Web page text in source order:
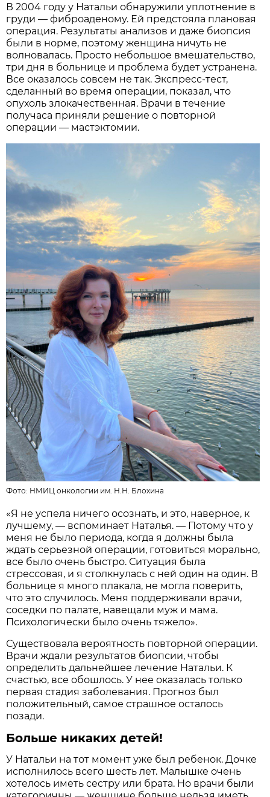
В 2004 году у Натальи обнаружили уплотнение в
груди — фиброаденому. Ей предстояла плановая
операция. Результаты анализов и даже биопсия
были в норме, поэтому женщина ничуть не
волновалась. Просто небольшое вмешательство,
три дня в больнице и проблема будет устранена.
Все оказалось совсем не так. Экспресс-тест,
сделанный во время операции, показал, что
опухоль злокачественная. Врачи в течение
получаса приняли решение о повторной
операции — мастэктомии.
Фото: НМИЦ онкологии им. Н.Н. Блохина
«Я не успела ничего осознать, и это, наверное, к
лучшему, — вспоминает Наталья. — Потому что у
меня не было периода, когда я должны была
ждать серьезной операции, готовиться морально,
все было очень быстро. Ситуация была
стрессовая, и я столкнулась с ней один на один. В
больнице я много плакала, не могла поверить,
что это случилось. Меня поддерживали врачи,
соседки по палате, навещали муж и мама.
Психологически было очень тяжело».
Существовала вероятность повторной операции.
Врачи ждали результатов биопсии, чтобы
определить дальнейшее лечение Натальи. К
счастью, все обошлось. У нее оказалась только
первая стадия заболевания. Прогноз был
положительный, самое страшное осталось
позади.
Больше никаких детей!
У Натальи на тот момент уже был ребенок. Дочке
исполнилось всего шесть лет. Малышке очень
хотелось иметь сестру или брата. Но врачи были